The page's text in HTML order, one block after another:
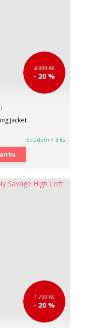
2 999 Kč
- 20 %
Jacket
Skladem > 3 ks
1 799 Kč
- 20 %